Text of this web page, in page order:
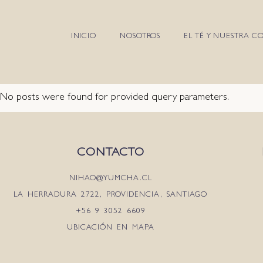
INICIO NOSOTROS EL TÉ Y NUESTRA
No posts were found for provided query parameters.
CONTACTO
NIHAO@YUMCHA.CL
LA HERRADURA 2722, PROVIDENCIA, SANTIAGO
+56 9 3052 6609
UBICACIÓN EN MAPA